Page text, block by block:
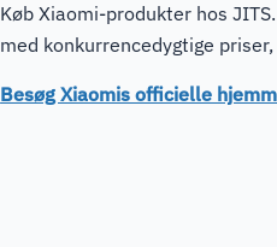
Køb Xiaomi-produkter hos
med konkurrencedygtige
Besøg Xiaomis officielle